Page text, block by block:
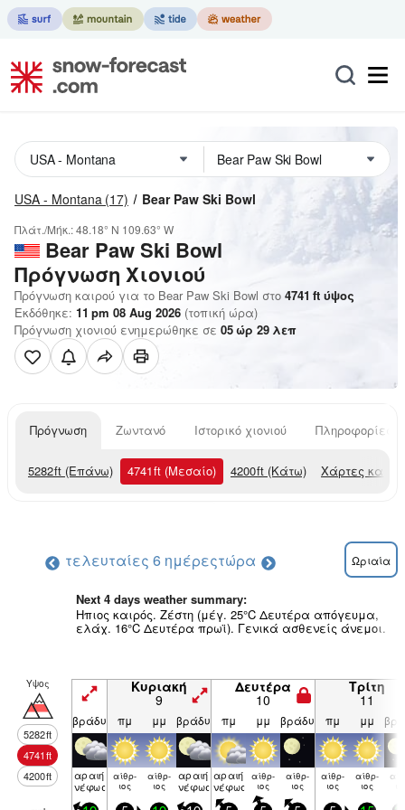
USA - Montana (17) Bear Paw Ski Bowl
Πλάτ./Μήκ.:48.18° N 109.63° W
Bear Paw Ski Bowl
Πρόγνωση Χιονιού
Πρόγνωση καιρού για το Bear Paw Ski Bowl στο 4741 ft ύψος
Εκδόθηκε: 11 pm 08 Aug 2026 (τοπική ώρα)
Πρόγνωση χιονιού ενημερώθηκε σε 05ώρ 29 λεπ
Πρόγνωση Ζωντανό Ιστορικό χιονιού Πληροφορίες
5282ft (Επάνω) 4741ft (Μεσαίο) 4200ft (Κάτω) Χάρτες
τελευταίες 6 ημέρεςτώρα Ωριαία
Next 4 days weather summary:
Ηπιος καιρός. Ζέστη (μέγ. 25°C Δευτέρα απόγευμα,
ελάχ. 16°C Δευτέρα πρωϊ). Γενικά ασθενείς άνεμοι.
Υψος
5282ft
4741ft
4200ft
Κυριακή
9
Δευτέρα
10
Τρίτη
11
βράδυ πμ μμ βράδυ πμ μμ βράδυ πμ μμ
αραιή
νέφωση
αίθρ­
ιος
αίθρ­
ιος
αραιή
νέφωση
αραιή
νέφωση
αίθρ­
ιος
αίθρ­
ιος
αίθρ­
ιος
αίθρ­
ιος